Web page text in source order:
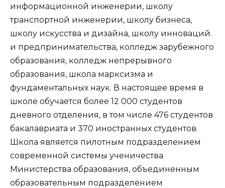
информационной инженерии, школу
транспортной инженерии, школу бизнеса,
школу искусства и дизайна, школу инноваций.
и предпринимательства, колледж зарубежного
образования, колледж непрерывного
образования, школа марксизма и
фундаментальных наук. В настоящее время в
школе обучается более 12 000 студентов
дневного отделения, в том числе 476 студентов
бакалавриата и 370 иностранных студентов.
Школа является пилотным подразделением
современной системы ученичества
Министерства образования, объединенным
образовательным подразделением